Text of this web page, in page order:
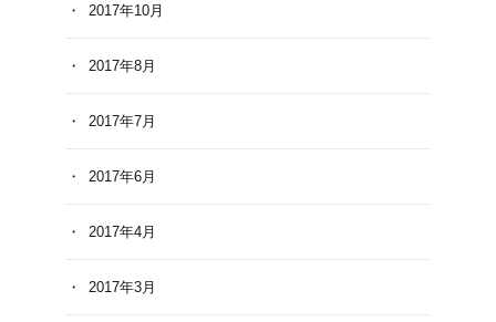
2017年10月
2017年8月
2017年7月
2017年6月
2017年4月
2017年3月